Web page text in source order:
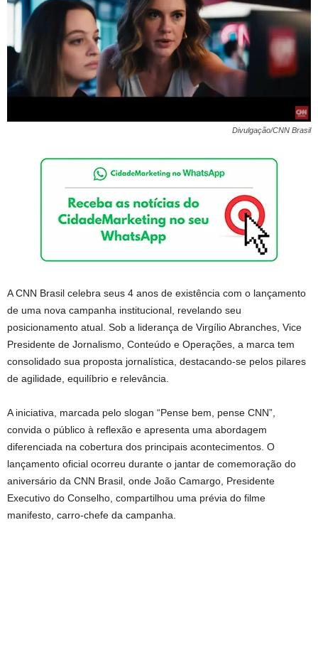
Divulgação/CNN Brasil
A CNN Brasil celebra seus 4 anos de existência com o lançamento
de uma nova campanha institucional, revelando seu
posicionamento atual. Sob a liderança de Virgílio Abranches, Vice
Presidente de Jornalismo, Conteúdo e Operações, a marca tem
consolidado sua proposta jornalística, destacando-se pelos pilares
de agilidade, equilíbrio e relevância.
A iniciativa, marcada pelo slogan “Pense bem, pense CNN”,
convida o público à reflexão e apresenta uma abordagem
diferenciada na cobertura dos principais acontecimentos. O
lançamento oficial ocorreu durante o jantar de comemoração do
aniversário da CNN Brasil, onde João Camargo, Presidente
Executivo do Conselho, compartilhou uma prévia do filme
manifesto, carro-chefe da campanha.